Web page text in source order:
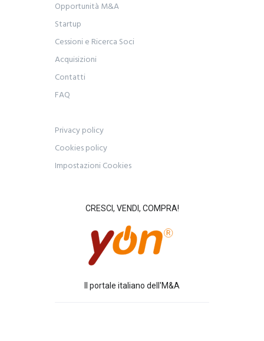
Opportunità M&A
Startup
Cessioni e Ricerca Soci
Acquisizioni
Contatti
FAQ
Privacy policy
Cookies policy
Impostazioni Cookies
CRESCI, VENDI, COMPRA!
Il portale italiano dell'M&A